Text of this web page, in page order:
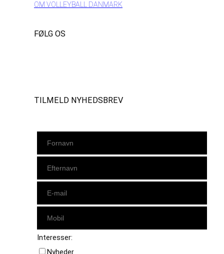
OM VOLLEYBALL DANMARK
FØLG OS
TILMELD NYHEDSBREV
Interesser:
Nyheder